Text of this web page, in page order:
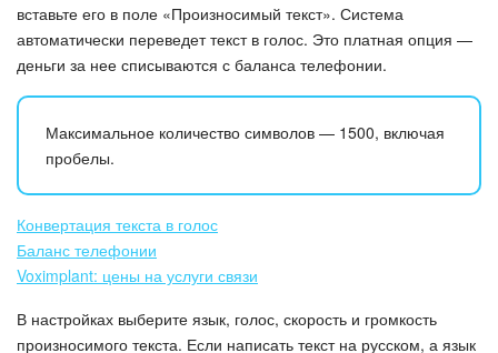
вставьте его в поле «Произносимый текст». Система
автоматически переведет текст в голос. Это платная опция —
деньги за нее списываются с баланса телефонии.
Максимальное количество символов — 1500, включая
пробелы.
Конвертация текста в голос
Баланс телефонии
Voximplant: цены на услуги связи
В настройках выберите язык, голос, скорость и громкость
произносимого текста. Если написать текст на русском, а язык